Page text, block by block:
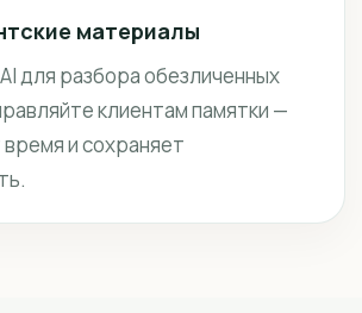
материалы
для разбора обезличенных
клиентам памятки —
и сохраняет